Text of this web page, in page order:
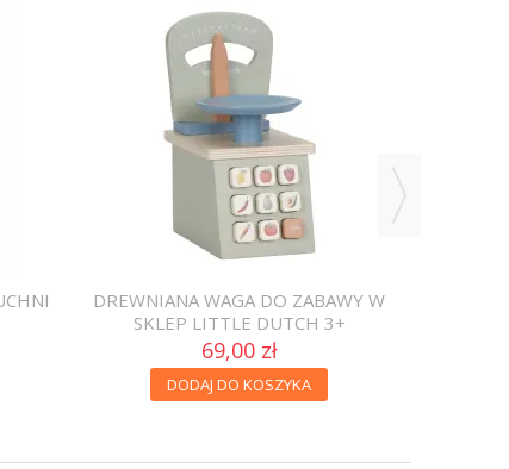
DREWNIANA WAGA DO ZABAWY W
SKLEP LITTLE DUTCH 3+
69,00 zł
DODAJ DO KOSZYKA